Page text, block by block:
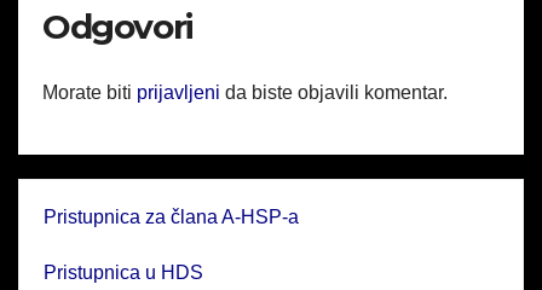
Odgovori
Morate biti prijavljeni da biste objavili komentar.
Pristupnica za člana A-HSP-a
Pristupnica u HDS